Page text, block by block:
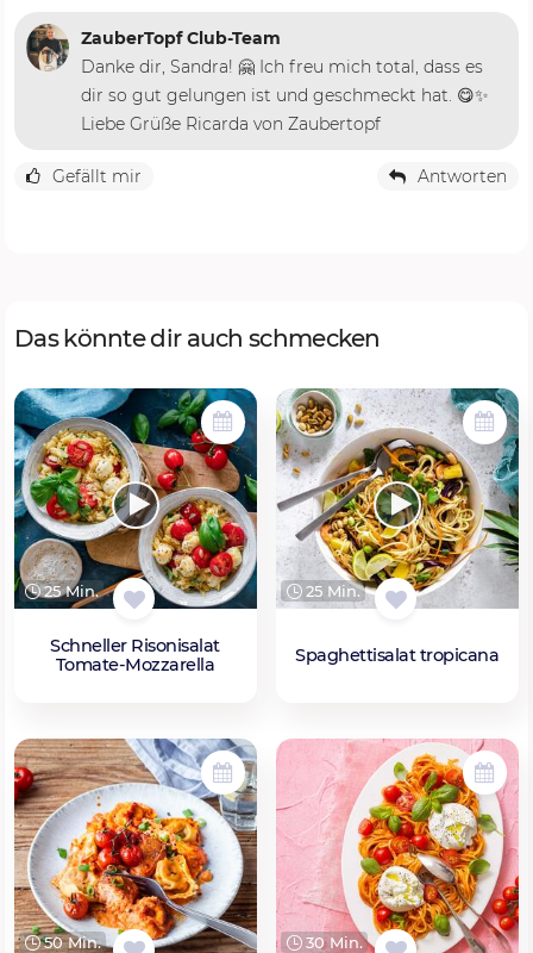
ZauberTopf Club-Team
Danke dir, Sandra! 🤗 Ich freu mich total, dass es
dir so gut gelungen ist und geschmeckt hat. 😋✨
Liebe Grüße Ricarda von Zaubertopf
Gefällt mir Antworten
Das könnte dir auch schmecken
25 Min.
Schneller Risonisalat
Tomate-Mozzarella
25 Min.
Spaghettisalat tropicana
50 Min. 30 Min.